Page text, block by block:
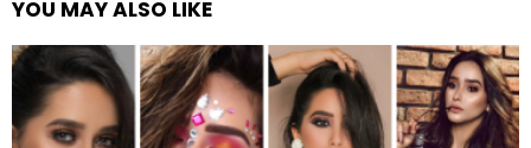
YOU MAY ALSO LIKE